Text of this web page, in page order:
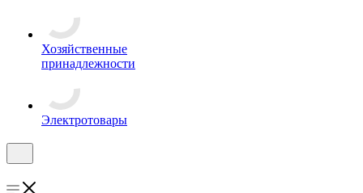
Хозяйственные
принадлежности
Электротовары